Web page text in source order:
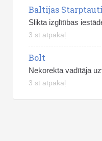
Baltijas
Slikta izglītības
3 st atpakaļ
Bolt
Nekorekta vadītāja
3 st atpakaļ